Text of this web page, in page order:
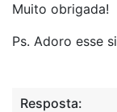
Muito obrigada!
Ps. Adoro esse
Resposta: